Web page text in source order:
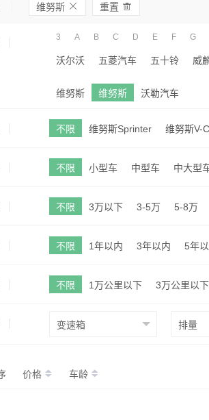
维努斯 ဆ 重置 
3 A B C D E F G
沃尔沃 五菱汽车 五十铃 威
维努斯
维努斯 沃勒汽车
不限 维努斯Sprinter 维努斯V-
不限 小型车 中型车 中大型
不限 3万以下 3-5万 5-8万
不限 1年以内 3年以内 5年
不限 1万公里以下 3万公里以下
价格 车龄